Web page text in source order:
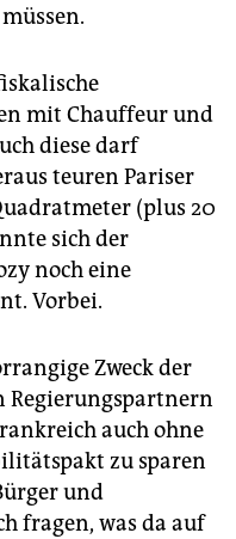
mit Chauffeur und
diese darf
teuren Pariser
(plus 20
sich der
noch eine
Vorbei.
Zweck der
Regierungspartnern
auch ohne
zu sparen
und
fragen, was da auf